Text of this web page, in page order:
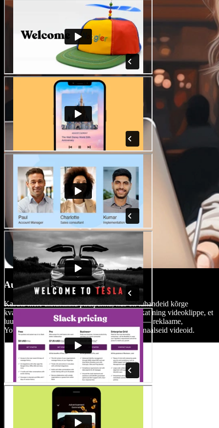
Autoritasuvaba pildipank
Kasuta meie ulatuslikku pildipanka, kus on tuhandeid kõrge
kvaliteediga ja autoritasuvabu fotosid, muusikat ning videoklippe, et
luua nii isiklikke kui ka ärilisi promo videoid — reklaame,
YouTube'i videoid, treilereid ja teisi professionaalseid videoid.